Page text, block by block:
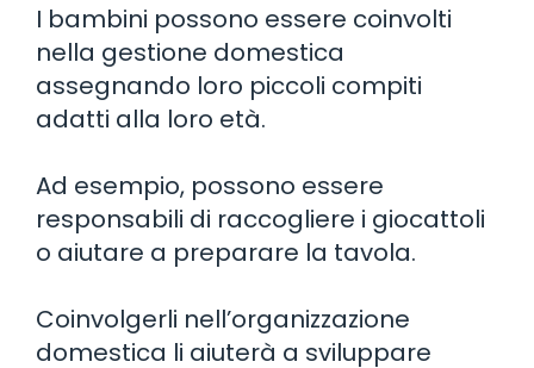
I bambini possono essere coinvolti
nella gestione domestica
assegnando loro piccoli compiti
adatti alla loro età.
Ad esempio, possono essere
responsabili di raccogliere i giocattoli
o aiutare a preparare la tavola.
Coinvolgerli nell’organizzazione
domestica li aiuterà a sviluppare